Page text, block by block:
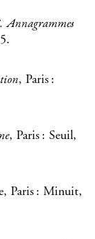
Annagrammes
, Paris :
, Paris : Seuil,
Paris : Minuit,